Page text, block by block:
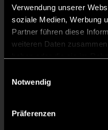
Verwendung unserer
soziale Medien, Werbung
Partner führen diese
weiteren Daten
Notwendig
Präferenzen
Fiona